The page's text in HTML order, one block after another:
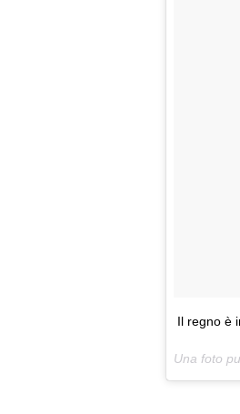
Il regno è
Una foto